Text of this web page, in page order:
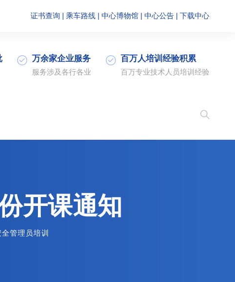
证书查询 | 乘车路线 | 中心博物馆 | 中心公告 | 下载中心
万余家企业服务
服务涉及各行各业
百万人培训经验积累
百万专业技术人员培训经验
开课通知
管理员培训